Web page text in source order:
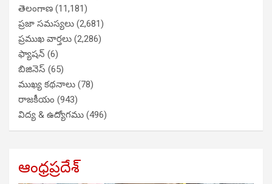
తెలంగాణ (11,181)
ప్రజా సమస్యలు (2,681)
ప్రముఖ వార్తలు (2,286)
ఫ్యాషన్ (6)
బిజినెస్ (65)
ముఖ్య కథనాలు (78)
రాజకీయం (943)
విద్య & ఉద్యోగము (496)
ఆంధ్రప్రదేశ్